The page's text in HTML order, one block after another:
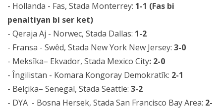
- Hollanda - Fas, Stada Monterrey: 1-1 (Fas bi
penaltiyan bi ser ket)
- Qeraja Aj - Norwec, Stada Dallas: 1-2
- Fransa - Swêd, Stada New York New Jersey: 3-0
- Meksîka– Ekvador, Stada Mexico City: 2-0
- Îngilistan - Komara Kongoray Demokratîk: 2-1
- Belçika– Senegal, Stada Seattle: 3-2
- DYA - Bosna Hersek, Stada San Francisco Bay Area: 2-